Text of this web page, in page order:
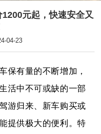
元起，快速安全又
04-23
保有量的不断增加，
活中不可或缺的一部
游归来、新车购买或
提供极大的便利。特